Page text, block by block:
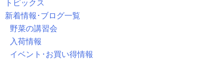
新着情報･ブログ一覧
野菜の講習会
入荷情報
イベント･お買い得情報